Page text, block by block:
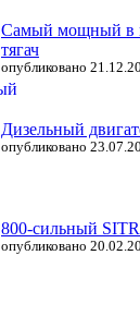
Самый мощный в
тягач
опубликовано
Дизельный
опубликовано
800-сильный
опубликовано